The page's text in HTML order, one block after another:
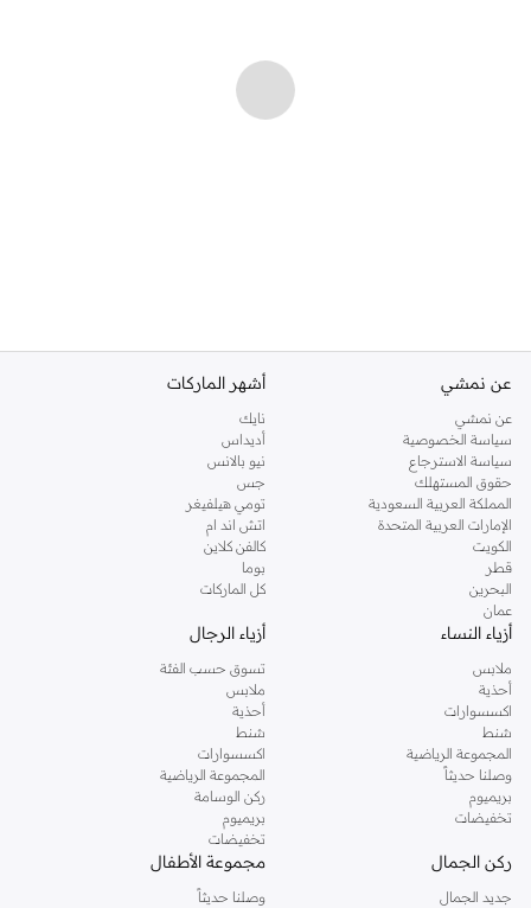
عن نمشي
عن نمشي
سياسة الخصوصية
سياسة الاسترجاع
حقوق المستهلك
المملكة العربية السعودية
الإمارات العربية المتحدة
الكويت
قطر
البحرين
عمان
أشهر الماركات
نايك
أديداس
نيو بالانس
جس
تومي هيلفيغر
اتش اند ام
كالفن كلاين
بوما
كل الماركات
أزياء النساء
ملابس
أحذية
اكسسوارات
شنط
المجموعة الرياضية
وصلنا حديثاً
بريميوم
تخفيضات
أزياء الرجال
تسوق حسب الفئة
ملابس
أحذية
شنط
اكسسوارات
المجموعة الرياضية
ركن الوسامة
بريميوم
تخفيضات
ركن الجمال
جديد الجمال
مجموعة الأطفال
وصلنا حديثاً